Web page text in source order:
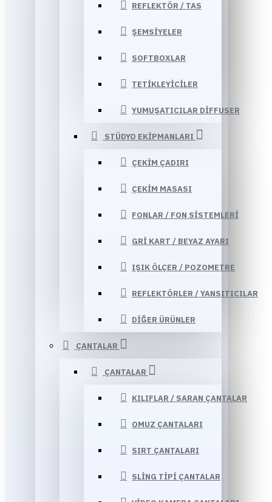
REFLEKTÖR / TAS
ŞEMSIYELER
SOFTBOXLAR
TETIKLEYICILER
YUMUŞATICILAR DIFFUSER
STÜDYO EKIPMANLARI
ÇEKIM ÇADIRI
ÇEKIM MASASI
FONLAR / FON SISTEMLERI
GRI KART / BEYAZ AYARI
IŞIK ÖLÇER / POZOMETRE
REFLEKTÖRLER / YANSITICILAR
DIĞER ÜRÜNLER
ÇANTALAR
ÇANTALAR
KILIFLAR / SARAN ÇANTALAR
OMUZ ÇANTALARI
SIRT ÇANTALARI
SLING TIPI ÇANTALAR